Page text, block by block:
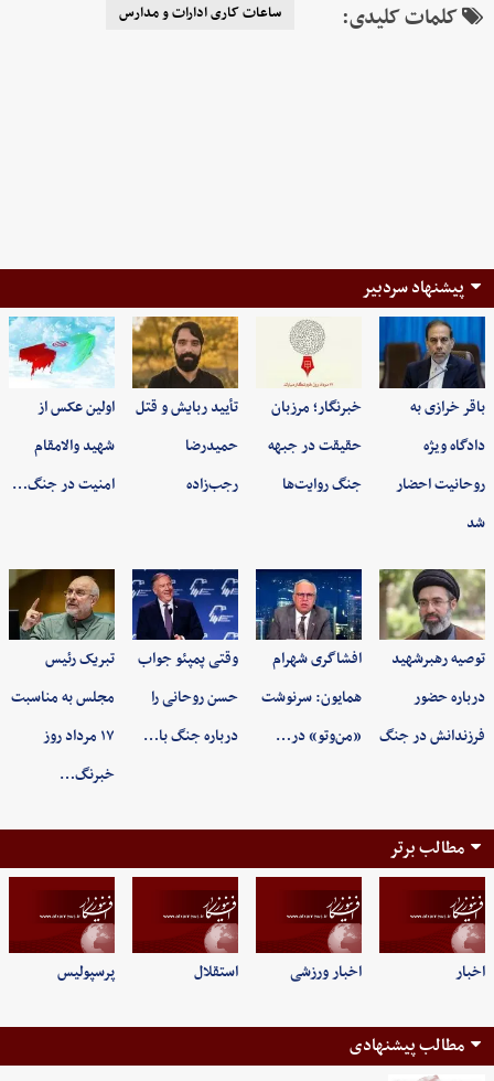
کلمات کلیدی: ساعات کاری ادارات و مدارس
پیشنهاد سردبیر
باقر خرازی به
دادگاه ویژه
روحانیت احضار
شد
خبرنگار؛ مرزبان
حقیقت در جبهه
جنگ روایت‌ها
تأیید ربایش و قتل
حمیدرضا
رجب‌زاده
اولین عکس از
شهید والامقام
امنیت در جنگ…
توصیه رهبرشهید
درباره حضور
فرزندانش در جنگ
افشاگری شهرام
همایون: سرنوشت
«من‌وتو» در…
وقتی پمپئو جواب
حسن روحانی را
درباره جنگ با…
تبریک رئیس
مجلس به مناسبت
۱۷ مرداد روز
خبرنگ…
مطالب برتر
اخبار اخبار ورزشی استقلال پرسپولیس
مطالب پیشنهادی